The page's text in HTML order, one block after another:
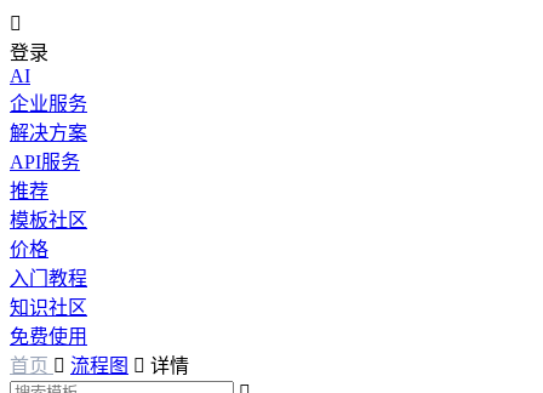

登录
AI
企业服务
解决方案
API服务
推荐
模板社区
价格
入门教程
知识社区
免费使用
首页  流程图  详情